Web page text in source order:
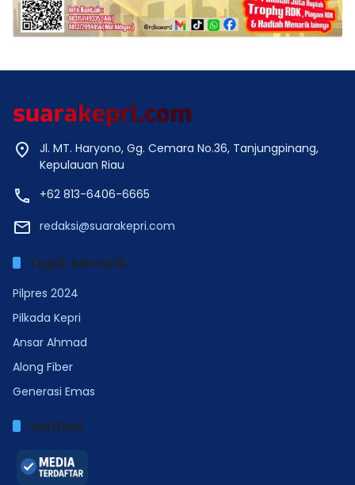
Jl. MT. Haryono, Gg. Cemara No.36, Tanjungpinang,
Kepulauan Riau
+62 813-6406-6665
redaksi@suarakepri.com
Topik Menarik
Pilpres 2024
Pilkada Kepri
Ansar Ahmad
Along Fiber
Generasi Emas
Verified